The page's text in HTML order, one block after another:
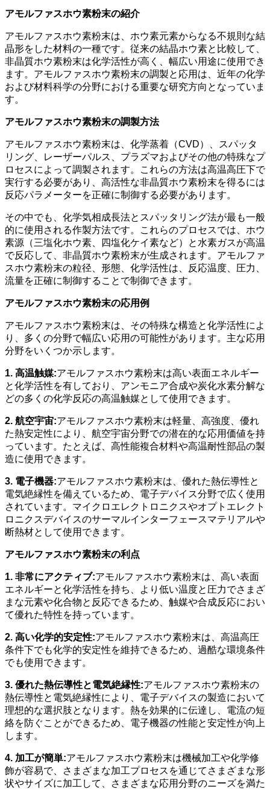
アモルファスホウ素粉末の紹介
アモルファスホウ素粉末は、ホウ素元素からなる不規則な結
晶形をした材料の一種です。従来の結晶ホウ素と比較して、
非晶質ホウ素粉末は化学活性が高く、幅広い用途に使用でき
ます。アモルファスホウ素粉末の調製と応用は、近年の化学
および材料科学の分野における重要な研究方向となっていま
す。
アモルファスホウ素粉末の調製方法
アモルファスホウ素粉末は、化学蒸着（CVD）、スパッタ
リング、レーザーパルス、プラズマおよびその他の特殊なプ
ロセスによって調製されます。これらの方法は高温高圧下で
実行する必要があり、高活性な非晶質ホウ素粉末を得るには
反応パラメーターを正確に制御する必要があります。
その中でも、化学気相成長法とスパッタリング法が最も一般
的に使用される作製方法です。これらのプロセスでは、ホウ
素源（三塩化ホウ素、四塩化ケイ素など）と水素ガスが高温
で反応して、非晶質ホウ素粉末が生成されます。アモルファ
スホウ素粉末の粒径、形態、化学活性は、反応温度、圧力、
流量を正確に制御することで制御できます。
アモルファスホウ素粉末の応用例
アモルファスホウ素粉末は、その特殊な構造と化学活性によ
り、多くの分野で幅広い応用の可能性があります。主な応用
分野をいくつか示します。
1. 高温触媒:アモルファスホウ素粉末は高い表面エネルギー
と化学活性を有しており、アンモニア合成や炭化水素分解な
どの多くの化学反応の高温触媒として使用できます。
2. 航空宇宙:アモルファスホウ素粉末は軽量、高強度、優れ
た熱安定性により、航空宇宙分野での潜在的な応用価値を持
っています。たとえば、高性能複合材料や高温耐性部品の製
造に使用できます。
3. 電子機器:アモルファスホウ素粉末は、優れた熱伝導性と
電気絶縁性を備えているため、電子デバイス分野で広く使用
されています。マイクロエレクトロニクスやオプトエレクト
ロニクスデバイスのサーマルインターフェースマテリアルや
断熱材として使用できます。
アモルファスホウ素粉末の利点
1. 非常にアクティブ:アモルファスホウ素粉末は、高い表面
エネルギーと化学活性を持ち、より低い温度と圧力でさまざ
まな元素や化合物と反応できるため、触媒や合成反応におい
て優れた特性を持っています。
2. 高い化学的安定性:アモルファスホウ素粉末は、高温高圧
条件下でも化学的安定性を維持できるため、過酷な環境条件
でも使用できます。
3. 優れた熱伝導性と電気絶縁性:アモルファスホウ素粉末の
熱伝導性と電気絶縁性により、電子デバイスの製造において
理想的な選択肢となります。熱を効果的に伝達し、電流の短
絡を防ぐことができるため、電子機器の性能と安定性が向上
します。
4. 加工が簡単:アモルファスホウ素粉末は機械加工や化学修
飾が容易で、さまざまな加工プロセスを通じてさまざまな形
状やサイズに加工して、さまざまな応用分野のニーズを満た